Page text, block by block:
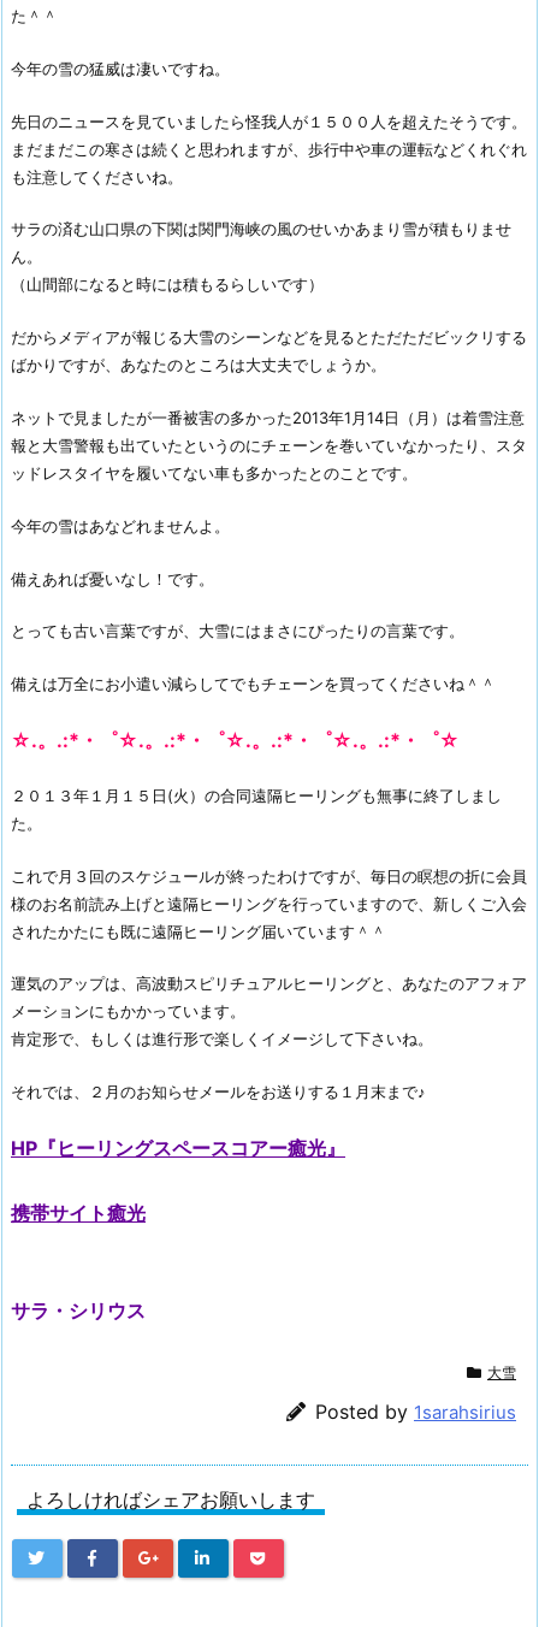
た＾＾
今年の雪の猛威は凄いですね。
先日のニュースを見ていましたら怪我人が１５００人を超えたそうです。
まだまだこの寒さは続くと思われますが、歩行中や車の運転などくれぐれ
も注意してくださいね。
サラの済む山口県の下関は関門海峡の風のせいかあまり雪が積もりませ
ん。
（山間部になると時には積もるらしいです）
だからメディアが報じる大雪のシーンなどを見るとただただビックリする
ばかりですが、あなたのところは大丈夫でしょうか。
ネットで見ましたが一番被害の多かった2013年1月14日（月）は着雪注意
報と大雪警報も出ていたというのにチェーンを巻いていなかったり、スタ
ッドレスタイヤを履いてない車も多かったとのことです。
今年の雪はあなどれませんよ。
備えあれば憂いなし！です。
とっても古い言葉ですが、大雪にはまさにぴったりの言葉です。
備えは万全にお小遣い減らしてでもチェーンを買ってくださいね＾＾
☆.。.:*・゜☆.。.:*・゜☆.。.:*・゜☆.。.:*・゜☆
２０１３年１月１５日(火）の合同遠隔ヒーリングも無事に終了しまし
た。
これで月３回のスケジュールが終ったわけですが、毎日の瞑想の折に会員
様のお名前読み上げと遠隔ヒーリングを行っていますので、新しくご入会
されたかたにも既に遠隔ヒーリング届いています＾＾
運気のアップは、高波動スピリチュアルヒーリングと、あなたのアフォア
メーションにもかかっています。
肯定形で、もしくは進行形で楽しくイメージして下さいね。
それでは、２月のお知らせメールをお送りする１月末まで♪
HP『ヒーリングスペースコアー癒光』
携帯サイト癒光
サラ・シリウス
大雪
Posted by 1sarahsirius
よろしければシェアお願いします